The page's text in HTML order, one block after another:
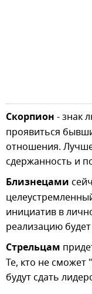
Скорпион - знак
проявиться
отношения.
сдержанность и
Близнецами
инициатив в
реализацию
Стрельцам
Те, кто не
будут сдать